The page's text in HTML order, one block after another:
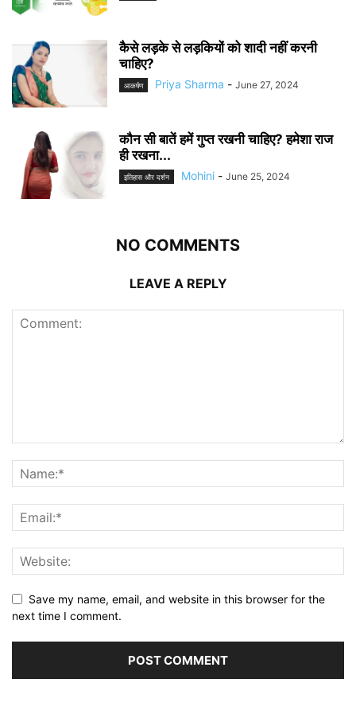
कैसे लड़के से लड़कियों को शादी नहीं करनी
चाहिए?
आकर्षण Priya Sharma - June 27, 2024
कौन सी बातें हमें गुप्त रखनी चाहिए? हमेशा राज
ही रखना...
इतिहास और दर्शन Mohini - June 25, 2024
NO COMMENTS
LEAVE A REPLY
Save my name, email, and website in this browser for the
next time I comment.